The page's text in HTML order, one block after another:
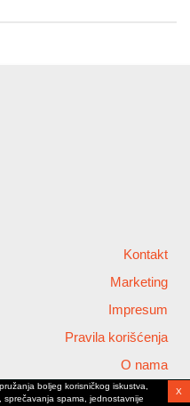
Kontakt
Marketing
Impresum
Pravila korišćenja
O nama
Vranjenews
boljeg korisničkog iskustva,
spama, jednostavnije
X